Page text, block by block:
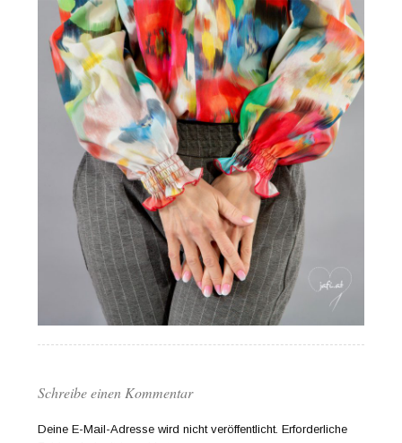
Schreibe einen Kommentar
Deine E-Mail-Adresse wird nicht veröffentlicht. Erforderliche